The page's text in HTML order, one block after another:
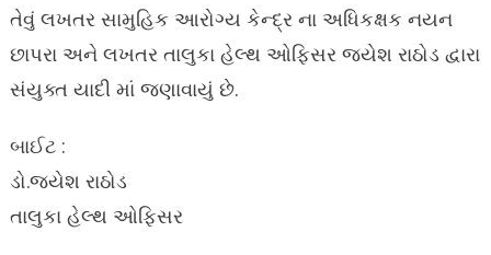
તેવું લખતર સામુહિક આરોગ્ય કેન્દ્ર ના અધિકક્ષક નયન
છાપરા અને લખતર તાલુકા હેલ્થ ઓફિસર જયેશ રાઠોડ દ્વારા
સંયુક્ત યાદી માં જણાવાયું છે.
બાઈટ :
ડો.જયેશ રાઠોડ
તાલુકા હેલ્થ ઓફિસર